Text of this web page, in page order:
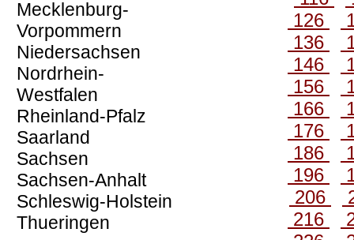
Mecklenburg-
Vorpommern
Niedersachsen
Nordrhein-
Westfalen
Rheinland-Pfalz
Saarland
Sachsen
Sachsen-Anhalt
Schleswig-Holstein
Thueringen
126
136
146
156
166
176
186
196
206
216